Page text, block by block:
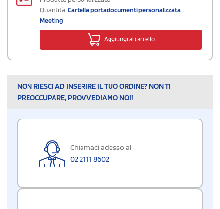
Quantità:Cartella portadocumenti personalizzata
Meeting
Aggiungi al carrello
NON RIESCI AD INSERIRE IL TUO ORDINE? NON TI
PREOCCUPARE, PROVVEDIAMO NOI!
Chiamaci adesso al
02 2111 8602